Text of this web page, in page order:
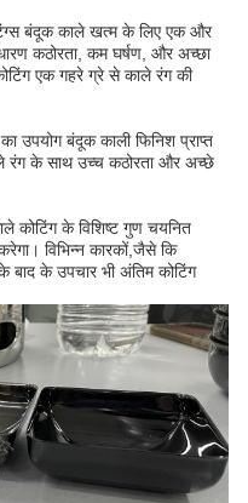
बंदूक काले खत्म के लिए एक और
कठोरता, कम घर्षण, और अच्छा
एक गहरे ग्रे से काले रंग की
उपयोग बंदूक काली फिनिश प्राप्त
रंग के साथ उच्च कठोरता और अच्छे
कोटिंग के विशिष्ट गुण चयनित
विभिन्न कारकों,जैसे कि
बाद के उपचार भी अंतिम कोटिंग